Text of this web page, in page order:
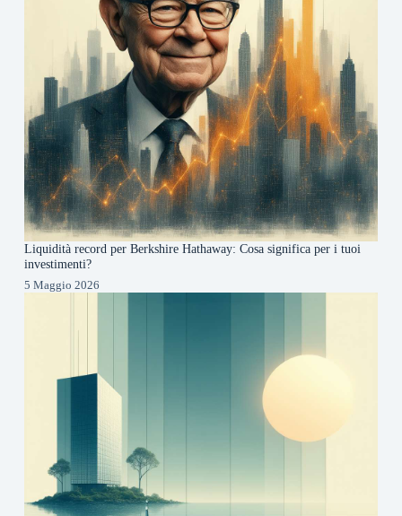
Liquidità record per Berkshire Hathaway: Cosa significa per i tuoi
investimenti?
5 Maggio 2026